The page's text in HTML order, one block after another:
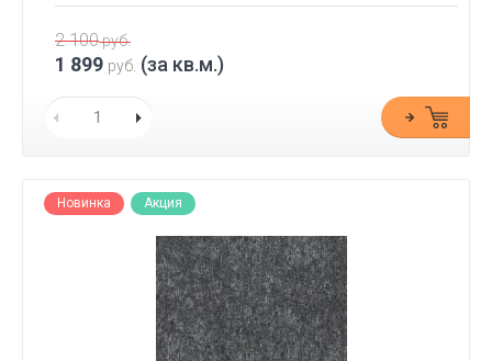
2 100руб.
1 899 руб. (за кв.м.)
Новинка Акция